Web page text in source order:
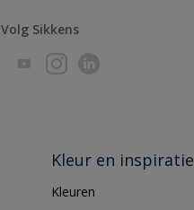
Volg Sikkens
Kleur en inspiratie
Kleuren